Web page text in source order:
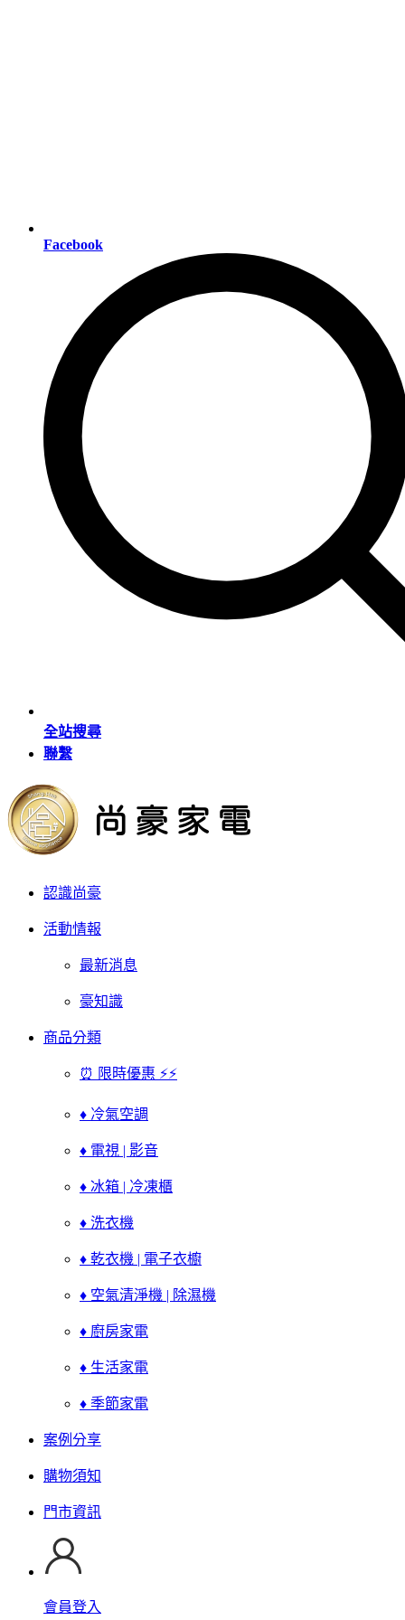
Facebook
全站搜尋
聯繫
認識尚豪
活動情報
最新消息
豪知識
商品分類
⏰ 限時優惠 ⚡⚡
♦ 冷氣空調
♦ 電視 | 影音
♦ 冰箱 | 冷凍櫃
♦ 洗衣機
♦ 乾衣機 | 電子衣櫥
♦ 空氣清淨機 | 除濕機
♦ 廚房家電
♦ 生活家電
♦ 季節家電
案例分享
購物須知
門市資訊
會員登入